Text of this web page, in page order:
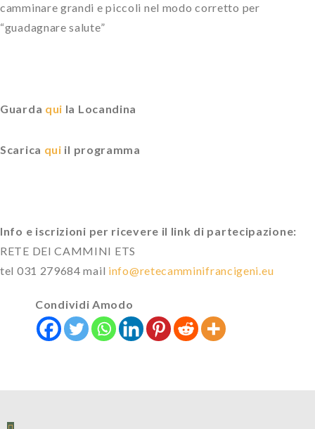
camminare grandi e piccoli nel modo corretto per
“guadagnare salute”
Guarda qui la Locandina
Scarica qui il programma
Info e iscrizioni per ricevere il link di partecipazione:
RETE DEI CAMMINI ETS
tel 031 279684 mail info@retecamminifrancigeni.eu
Condividi Amodo